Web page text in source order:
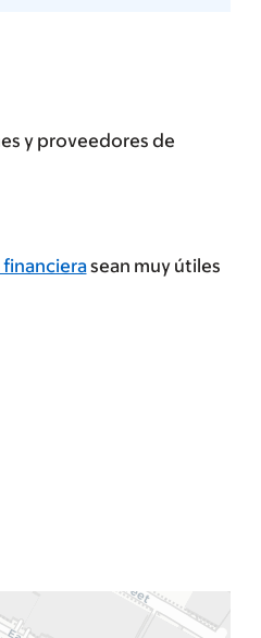
y proveedores de
sean muy útiles